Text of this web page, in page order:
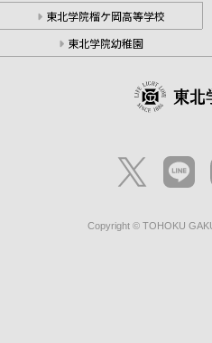
東北学院榴ケ岡高等学校
東北学院幼稚園
Copyright © TOHOKU